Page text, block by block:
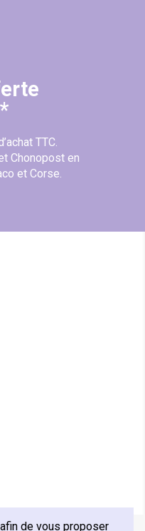
TTC.
Chonopost en
et Corse.
de vous proposer